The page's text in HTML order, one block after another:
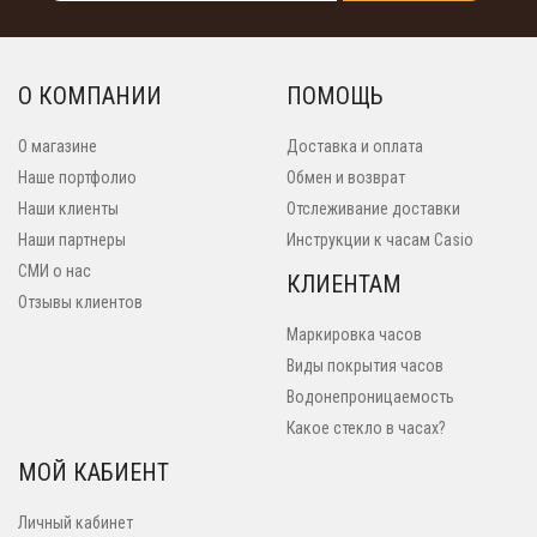
О КОМПАНИИ
О магазине
Наше портфолио
Наши клиенты
Наши партнеры
СМИ о нас
Отзывы клиентов
ПОМОЩЬ
Доставка и оплата
Обмен и возврат
Отслеживание доставки
Инструкции к часам Casio
КЛИЕНТАМ
Маркировка часов
Виды покрытия часов
Водонепроницаемость
Какое стекло в часах?
МОЙ КАБИЕНТ
Личный кабинет